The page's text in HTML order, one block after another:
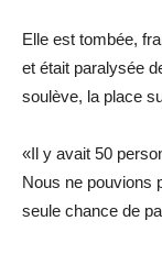
Elle est tombée,
et était paralysée
soulève, la place
«Il y avait 50
Nous ne pouvions
seule chance de